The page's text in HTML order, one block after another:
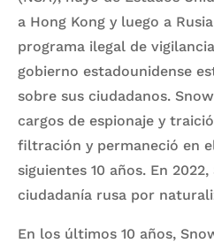
a Hong Kong y luego a
programa ilegal de
gobierno estadounidense
sobre sus ciudadanos.
cargos de espionaje y
filtración y permaneció en
siguientes 10 años. En
ciudadanía rusa por
En los últimos 10 años,